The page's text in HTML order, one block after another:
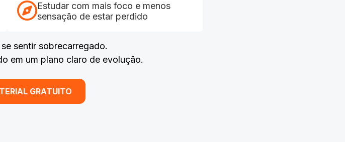
Estudar com mais foco e menos
sensação de estar perdido
sentir sobrecarregado.
em um plano claro de evolução.
GRATUITO